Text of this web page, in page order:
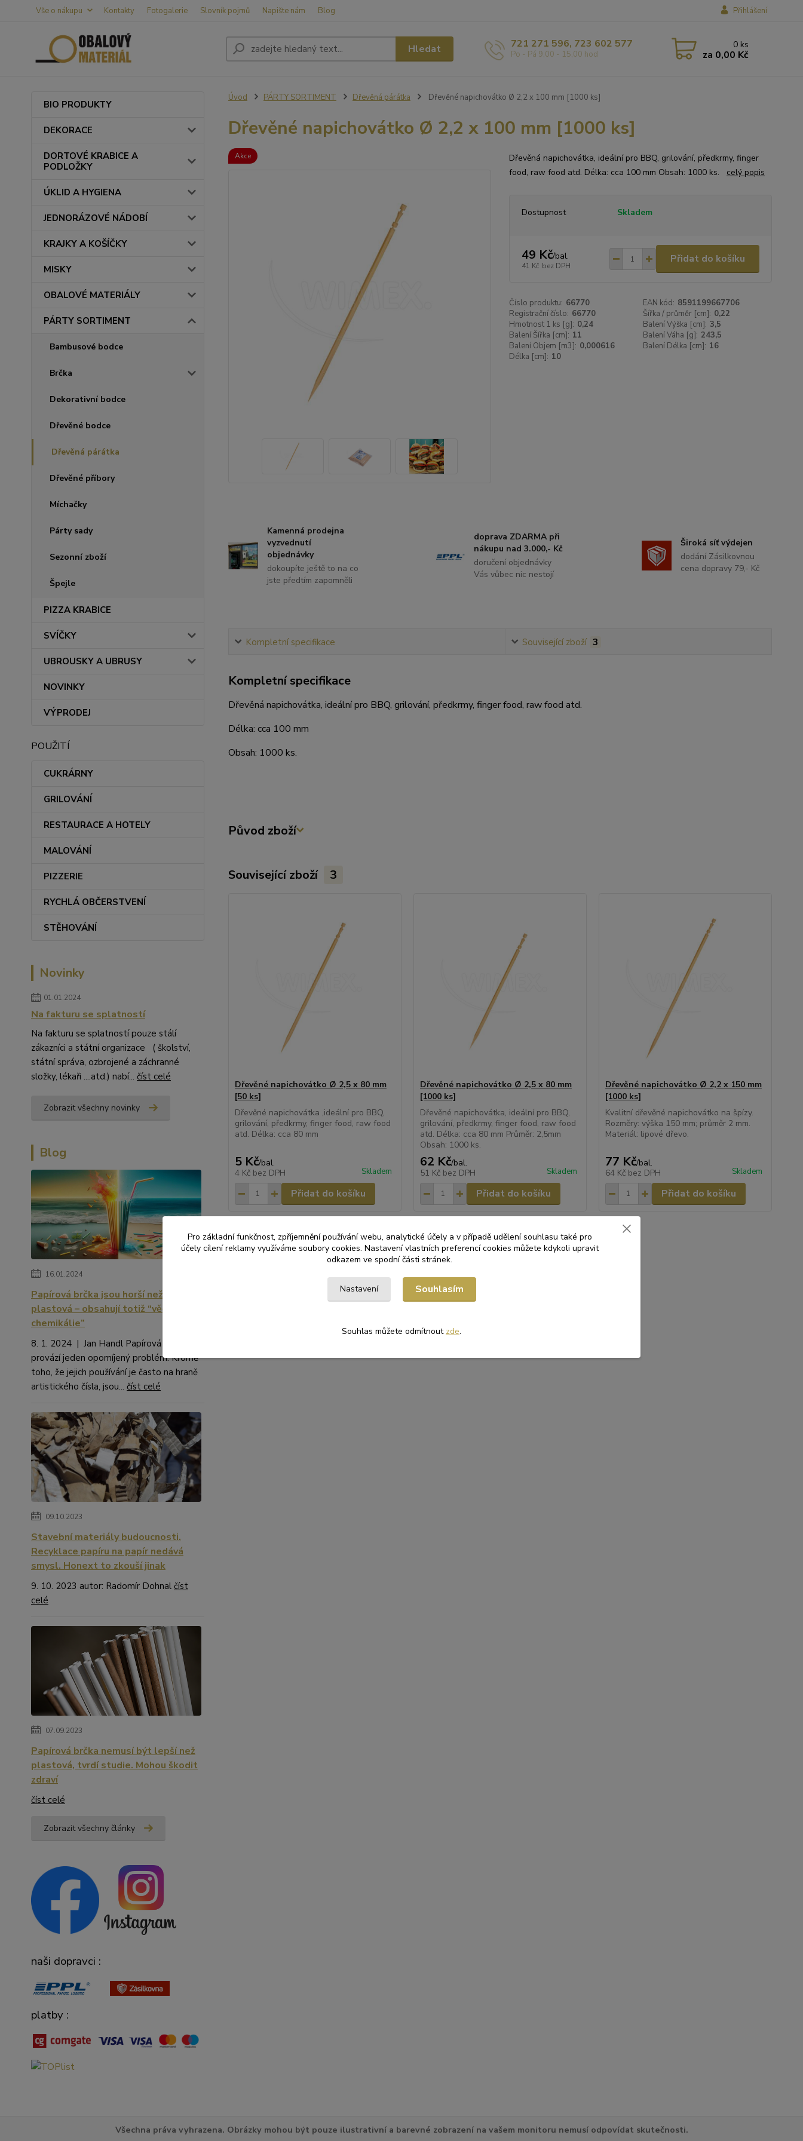
Vše o nákupu Kontakty Fotogalerie Slovník pojmů Napište nám Blog Přihlášení
Hledat 721 271 596, 723 602 577
Po - Pá 9,00 - 15,00 hod
0 ks
za 0,00 Kč
BIO PRODUKTY
DEKORACE
DORTOVÉ KRABICE A
PODLOŽKY
ÚKLID A HYGIENA
JEDNORÁZOVÉ NÁDOBÍ
KRAJKY A KOŠÍČKY
MISKY
OBALOVÉ MATERIÁLY
PÁRTY SORTIMENT
Bambusové bodce
Brčka
Dekorativní bodce
Dřevěné bodce
Dřevěná párátka
Dřevěné příbory
Míchačky
Párty sady
Sezonní zboží
Špejle
PIZZA KRABICE
SVÍČKY
UBROUSKY A UBRUSY
NOVINKY
VÝPRODEJ
POUŽITÍ
CUKRÁRNY
GRILOVÁNÍ
RESTAURACE A HOTELY
MALOVÁNÍ
PIZZERIE
RYCHLÁ OBČERSTVENÍ
STĚHOVÁNÍ
Novinky
01.01.2024
Na fakturu se splatností
Na fakturu se splatností pouze stálí
zákazníci a státní organizace ( školství,
státní správa, ozbrojené a záchranné
složky, lékaři ....atd.) nabí... číst celé
Zobrazit všechny novinky
Blog
16.01.2024
Papírová brčka jsou horší než
plastová – obsahují totiž “věčné
chemikálie”
8. 1. 2024 | Jan Handl Papírová brčka
provází jeden opomíjený problém. Kromě
toho, že jejich používání je často na hraně
artistického čísla, jsou... číst celé
09.10.2023
Stavební materiály budoucnosti.
Recyklace papíru na papír nedává
smysl. Honext to zkouší jinak
9. 10. 2023 autor: Radomír Dohnal číst
celé
07.09.2023
Papírová brčka nemusí být lepší než
plastová, tvrdí studie. Mohou škodit
zdraví
číst celé
Zobrazit všechny články
naši dopravci :
platby :
Úvod PÁRTY SORTIMENT Dřevěná párátka Dřevěné napichovátko Ø 2,2 x 100 mm [1000 ks]
Dřevěné napichovátko Ø 2,2 x 100 mm [1000 ks]
Akce
Dřevěná napichovátka, ideální pro BBQ, grilování, předkrmy, finger
food, raw food atd. Délka: cca 100 mm Obsah: 1000 ks. celý popis
Dostupnost Skladem
49 Kč/bal.
41 Kč bez DPH
Přidat do košíku
Číslo produktu: 66770 EAN kód: 8591199667706
Registrační číslo: 66770 Šířka / průměr [cm]: 0,22
Hmotnost 1 ks [g]: 0,24 Balení Výška [cm]: 3,5
Balení Šířka [cm]: 11 Balení Váha [g]: 243,5
Balení Objem [m3]: 0,000616 Balení Délka [cm]: 16
Délka [cm]: 10
Kamenná prodejna
vyzvednutí
objednávky
dokoupíte ještě to na co
jste předtím zapomněli
doprava ZDARMA při
nákupu nad 3.000,- Kč
doručení objednávky
Vás vůbec nic nestojí
Široká síť výdejen
dodání Zásilkovnou
cena dopravy 79,- Kč
Kompletní specifikace Související zboží 3
Kompletní specifikace
Dřevěná napichovátka, ideální pro BBQ, grilování, předkrmy, finger food, raw food atd.
Délka: cca 100 mm
Obsah: 1000 ks.
Původ zboží
Související zboží 3
Dřevěné napichovátko Ø 2,5 x 80 mm
[50 ks]
Dřevěné napichovátka ,ideální pro BBQ,
grilování, předkrmy, finger food, raw food
atd. Délka: cca 80 mm
5 Kč/bal.
4 Kč bez DPH Skladem
Přidat do košíku
Dřevěné napichovátko Ø 2,5 x 80 mm
[1000 ks]
Dřevěné napichovátka, ideální pro BBQ,
grilování, předkrmy, finger food, raw food
atd. Délka: cca 80 mm Průměr: 2,5mm
Obsah: 1000 ks.
62 Kč/bal.
51 Kč bez DPH Skladem
Přidat do košíku
Dřevěné napichovátko Ø 2,2 x 150 mm
[1000 ks]
Kvalitní dřevěné napichovátko na špízy.
Rozměry: výška 150 mm; průměr 2 mm.
Materiál: lipové dřevo.
77 Kč/bal.
64 Kč bez DPH Skladem
Přidat do košíku
Zboží zařazeno v kategoriích
PÁRTY SORTIMENT Dřevěná párátka
Všechna práva vyhrazena. Obrázky mohou být pouze ilustrativní a barevné zobrazení na vašem monitoru nemusí odpovídat skutečnosti.
Pro základní funkčnost, zpříjemnění používání webu, analytické účely a v případě udělení souhlasu také pro
účely cílení reklamy využíváme soubory cookies. Nastavení vlastních preferencí cookies můžete kdykoli upravit
odkazem ve spodní části stránek.
Nastavení Souhlasím
Souhlas můžete odmítnout zde.